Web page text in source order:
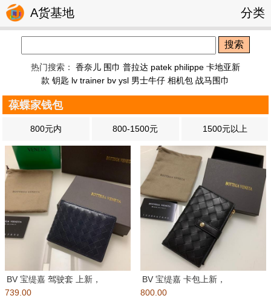
A货基地 分类
搜索
热门搜索： 香奈儿 围巾 普拉达 patek philippe 卡地亚新
款 钥匙 lv trainer bv ysl 男士牛仔 相机包 战马围巾
葆蝶家钱包
800元内 800-1500元 1500元以上
BV 宝缇嘉 驾驶套 上新，
Intrecciato 编织Hy
739.00
BV 宝缇嘉 卡包上新，
Intrecciato 编织Hydr
800.00